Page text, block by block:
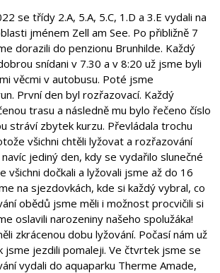
se třídy 2.A, 5.A, 5.C, 1.D a 3.E vydali na
jménem Zell am See. Po přibližně 7
dorazili do penzionu Brunhilde. Každý
snídani v 7.30 a v 8:20 už jsme byli
věcmi v autobusu. Poté jsme
První den byl rozřazovací. Každý
trasu a následně mu bylo řečeno číslo
stráví zbytek kurzu. Převládala trochu
všichni chtěli lyžovat a rozřazování
jediný den, kdy se vydařilo slunečné
všichni dočkali a lyžovali jsme až do 16
na sjezdovkách, kde si každý vybral, co
obědů jsme měli i možnost procvičili si
oslavili narozeniny našeho spolužáka!
zkrácenou dobu lyžování. Počasí nám už
jsme jezdili pomaleji. Ve čtvrtek jsme se
vydali do aquaparku Therme Amade,